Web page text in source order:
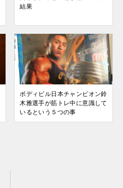
結果
ボディビル日本チャンピオン鈴
木雅選手が筋トレ中に意識して
いるという５つの事